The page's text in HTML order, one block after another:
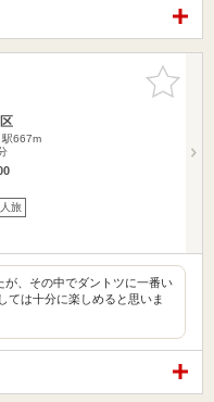
お気に入
りに追加
駅667m
旅
、その中でダントツに一番い
ては十分に楽しめると思いま